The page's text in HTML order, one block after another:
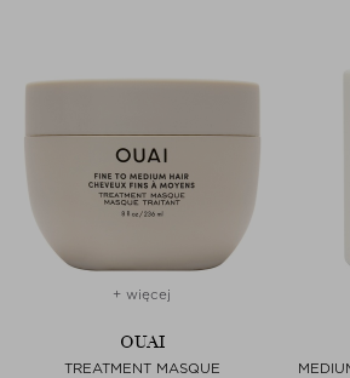
+ więcej
OUAI
TREATMENT MASQUE